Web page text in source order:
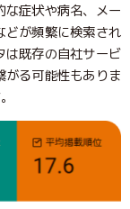
な症状や病名、メー
どが頻繁に検索され
は既存の自社サービ
がる可能性もありま